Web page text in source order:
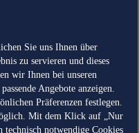
Sie uns Ihnen über
zu servieren und dieses
wir Ihnen bei unseren
Angebote anzeigen.
Präferenzen festlegen.
Mit dem Klick auf „Nur
notwendige Cookies